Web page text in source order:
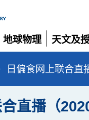
地球物理
展
开
天文及
展
开
日偏食网上联合直
直播（